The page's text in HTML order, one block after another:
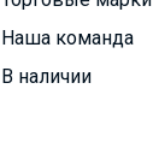
Наша команда
В наличии